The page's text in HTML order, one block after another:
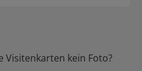
Visitenkarten kein Foto?